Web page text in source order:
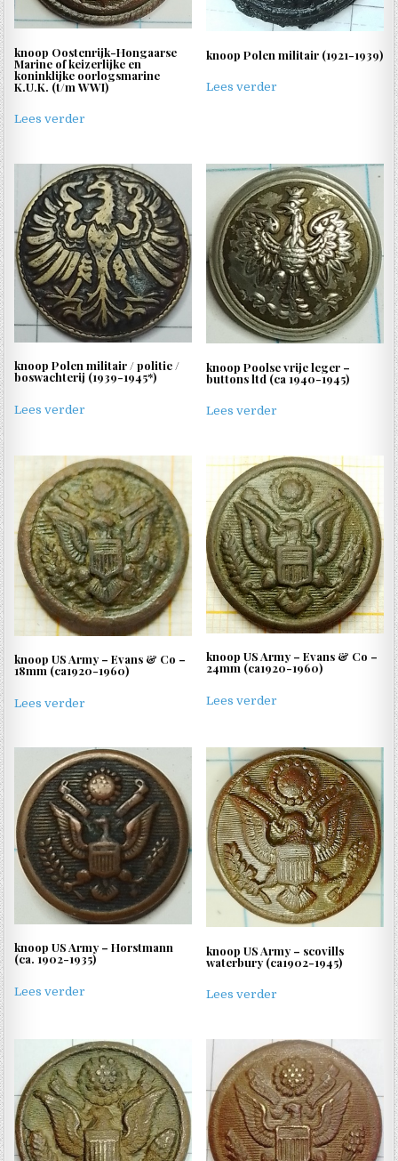
knoop Oostenrijk-Hongaarse
Marine of keizerlijke en
koninklijke oorlogsmarine
K.U.K. (t/m WWI)
Lees verder
knoop Polen militair (1921-1939)
Lees verder
knoop Polen militair / politie /
boswachterij (1939-1945*)
Lees verder
knoop Poolse vrije leger –
buttons ltd (ca 1940-1945)
Lees verder
knoop US Army – Evans & Co –
18mm (ca1920-1960)
Lees verder
knoop US Army – Evans & Co –
24mm (ca1920-1960)
Lees verder
knoop US Army – Horstmann
(ca. 1902-1935)
Lees verder
knoop US Army – scovills
waterbury (ca1902-1945)
Lees verder